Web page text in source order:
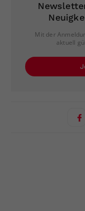
Mit der
aktuell